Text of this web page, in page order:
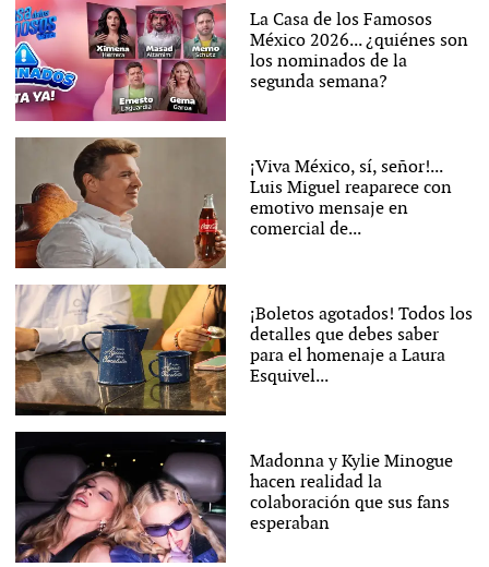
La Casa de los Famosos
México 2026... ¿quiénes son
los nominados de la
segunda semana?
¡Viva México, sí, señor!...
Luis Miguel reaparece con
emotivo mensaje en
comercial de...
¡Boletos agotados! Todos los
detalles que debes saber
para el homenaje a Laura
Esquivel...
Madonna y Kylie Minogue
hacen realidad la
colaboración que sus fans
esperaban